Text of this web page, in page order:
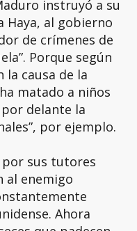
instruyó a su
Haya, al gobierno
de crímenes de
Porque según
la causa de la
matado a niños
delante la
por ejemplo.
por sus tutores
al enemigo
Ahora